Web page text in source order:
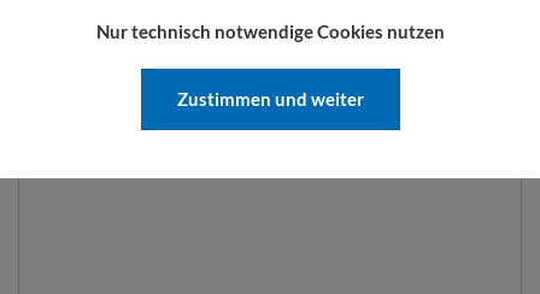
TRANSPORTROLLER 810 X 1210
MM, AUS KUNSTSTOFFECKE UND
STAHLPROFIL
Nur technisch notwendige Cookies nutzen
Zustimmen und weiter